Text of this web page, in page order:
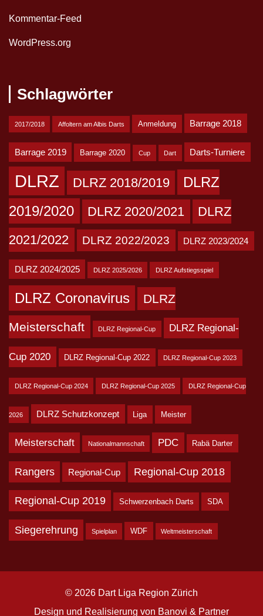
Kommentar-Feed
WordPress.org
Schlagwörter
2017/2018 Affoltern am Albis Darts Anmeldung Barrage 2018
Barrage 2019 Barrage 2020 Cup Dart Darts-Turniere
DLRZ DLRZ 2018/2019
DLRZ
2019/2020
DLRZ 2020/2021
DLRZ
2021/2022
DLRZ 2022/2023 DLRZ 2023/2024
DLRZ 2024/2025 DLRZ 2025/2026 DLRZ Aufstiegsspiel
DLRZ Coronavirus DLRZ
Meisterschaft DLRZ Regional-Cup DLRZ Regional-
Cup 2020 DLRZ Regional-Cup 2022 DLRZ Regional-Cup 2023
DLRZ Regional-Cup 2024 DLRZ Regional-Cup 2025 DLRZ Regional-Cup
2026 DLRZ Schutzkonzept Liga Meister
Meisterschaft Nationalmannschaft PDC Rabä Darter
Rangers Regional-Cup Regional-Cup 2018
Regional-Cup 2019 Schwerzenbach Darts SDA
Siegerehrung Spielplan WDF Weltmeisterschaft
© 2026 Dart Liga Region Zürich
Design und Realisierung von Banovi & Partner